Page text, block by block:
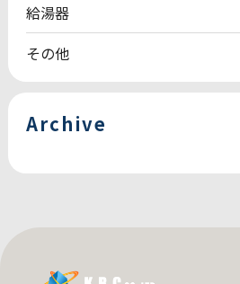
給湯器
その他
Archive